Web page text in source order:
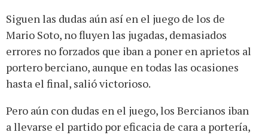
Siguen las dudas aún así en el juego de los de
Mario Soto, no fluyen las jugadas, demasiados
errores no forzados que iban a poner en aprietos al
portero berciano, aunque en todas las ocasiones
hasta el final, salió victorioso.
Pero aún con dudas en el juego, los Bercianos iban
a llevarse el partido por eficacia de cara a portería,